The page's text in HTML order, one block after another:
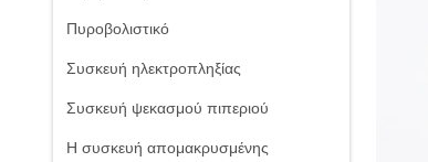
Πυροβολιστικό
Συσκευή ηλεκτροπληξίας
Συσκευή ψεκασμού πιπεριού
Η συσκευή απομακρυσμένης